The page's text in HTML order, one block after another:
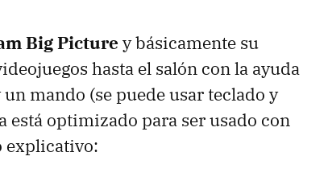
Big Picture y básicamente su
hasta el salón con la ayuda
mando (se puede usar teclado y
optimizado para ser usado con
explicativo: